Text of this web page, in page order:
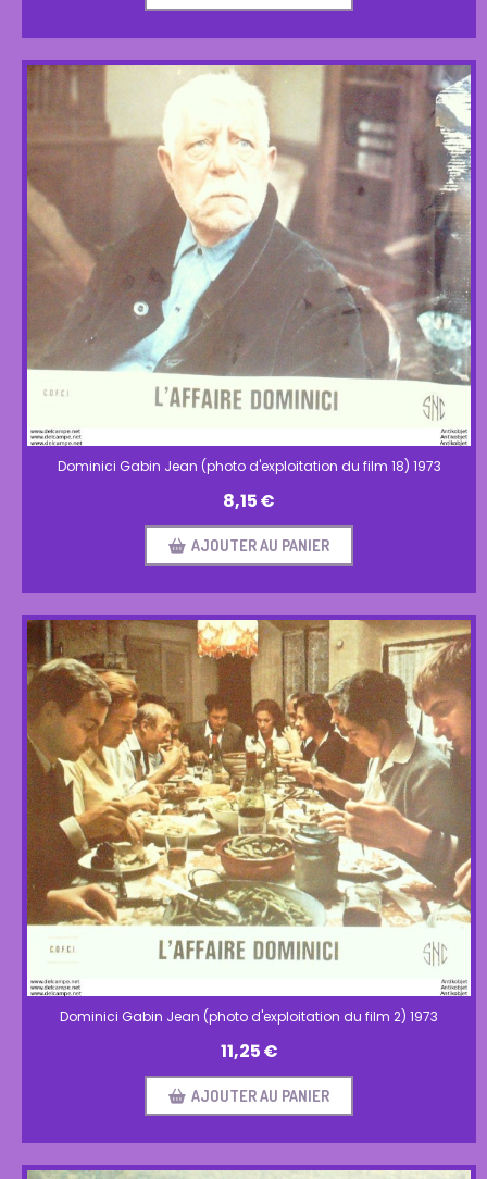
Dominici Gabin Jean (photo d'exploitation du film 18) 1973
8,15€
AJOUTER AU PANIER
Dominici Gabin Jean (photo d'exploitation du film 2) 1973
11,25€
AJOUTER AU PANIER